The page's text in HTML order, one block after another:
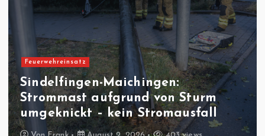
Verkehrsunfall
Sindelfingen: Verkehrsunfall auf
der Willy-Brand Allee